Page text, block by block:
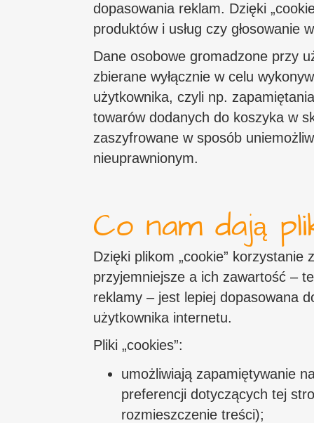
dopasowania reklam. Dzięki
produktów i usług czy głosowanie
Dane osobowe gromadzone przy
zbierane wyłącznie w celu
użytkownika, czyli np.
towarów dodanych do koszyka w
zaszyfrowane w sposób
nieuprawnionym.
Co nam dają
Dzięki plikom „cookie” korzystanie
przyjemniejsze a ich zawartość –
reklamy – jest lepiej dopasowana
użytkownika internetu.
Pliki „cookies”:
umożliwiają zapamiętywanie
preferencji dotyczących tej
rozmieszczenie treści);